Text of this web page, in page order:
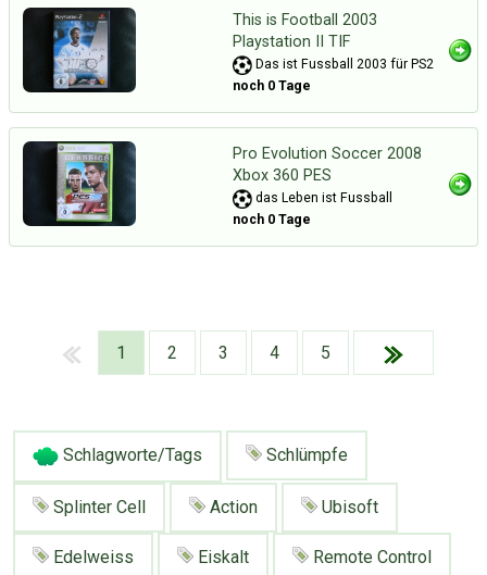
Mit Email Twitter Facebook
Über Tauschbu↔de
Kategorien
This is Football 2003
Playstation II TIF
Das ist Fussball 2003 für PS2
noch 0 Tage
Pro Evolution Soccer 2008
Xbox 360 PES
das Leben ist Fussball
noch 0 Tage
1 2 3 4 5
Schlagworte/Tags Schlümpfe
Splinter Cell Action Ubisoft
Edelweiss Eiskalt Remote Control